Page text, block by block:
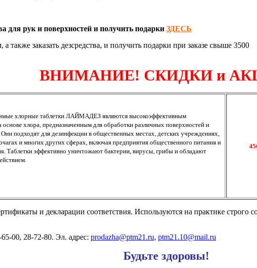
для рук и поверхностей и получить подарки ЗДЕСЬ
также заказать дезсредства, и получить подарки при заказе свыше 3500
ВНИМАНИЕ! СКИДКИ и
хлорные таблетки ЛАЙМАДЕЗ являются высокоэффективным
основе хлора, предназначенным для обработки различных поверхностей и
подходят для дезинфекции в общественных местах, детских учреждениях,
и многих других сферах, включая предприятия общественного питания и
Таблетки эффективно уничтожают бактерии, вирусы, грибы и обладают
и декларации соответствия. Используются на практике
00, 28-72-80. Эл. адрес: prodazha@ptm21.ru, ptm21.10@mail.ru
Будьте здоровы!